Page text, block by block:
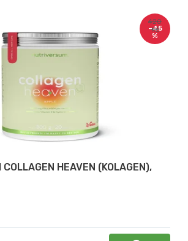
420
Kč
–45
%
HEAVEN (KOLAGEN),